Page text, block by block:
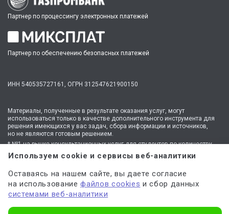
Партнер по процессингу электронных платежей
Партнер по обеспечению безопасных платежей
ИНН 540535727161, ОГРН 312547621900150
Материалы, полученные в результате оказания услуг, могут
использоваться только в качестве дополнительного инструмента для
решения имеющихся у вас задач, сбора информации и источников,
но не являются готовым решением.
* №1 на рынке консультационных услуг для студентов по количеству
стационарных офисов-филиалов в 14 городах России (от Иркутска до
Москвы,полный перечень филиалов). Зона обслуживания онлайн —
Мы используем файлы cookieи сервисы веб-аналитики
для персонализации сервисов и повышения удобства пользования
сайтом. Если вы не согласны на их использование, поменяйте
настройки браузера.
Используем cookie и сервисы веб-аналитики
Оставаясь на нашем сайте, вы даете согласие
на использованиефайлов cookies и сбор данных
системами веб-аналитики